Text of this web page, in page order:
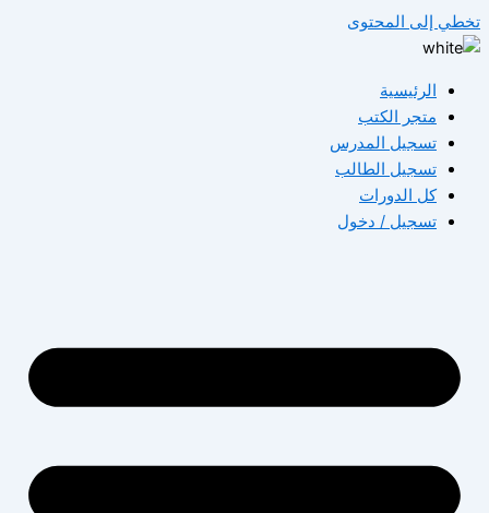
تخطي إلى المحتوى
الرئيسية
متجر الكتب
تسجيل المدرس
تسجيل الطالب
كل الدورات
تسجيل / دخول